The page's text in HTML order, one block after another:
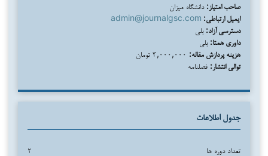
صاحب امتیاز: دانشگاه میزان
ایمیل ارتباطی: admin@journalgsc.com
دسترسی آزاد: بلی
داوری همتا: بلی
هزینه پردازش مقاله:
توالی انتشار: فصلنامه
جدول اطلاعات
تعداد دوره ها ۲